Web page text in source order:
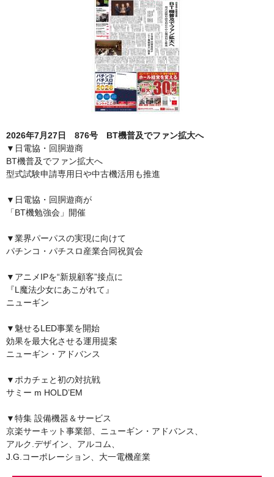
2026年7月27日 876号 BT機普及でファン拡大へ
▼日電協・回胴遊商
BT機普及でファン拡大へ
型式試験申請専用日や中古機活用も推進
▼日電協・回胴遊商が
「BT機勉強会」開催
▼業界パーパスの実現に向けて
パチンコ・パチスロ産業合同祝賀会
▼アニメIPを“新規顧客”接点に
『L魔法少女にあこがれて』
ニューギン
▼魅せるLED事業を開始
効果を最大化させる運用提案
ニューギン・アドバンス
▼ポカチェと初の対抗戦
サミー m HOLD’EM
▼特集 設備機器＆サービス
京楽サーキット事業部、ニューギン・アドバンス、
アルク.デザイン、アルコム、
J.G.コーポレーション、大一電機産業